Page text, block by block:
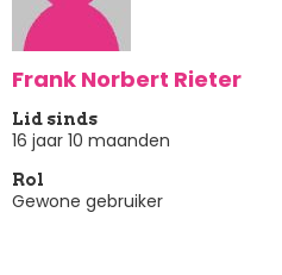
Frank Norbert Rieter
Lid sinds
16 jaar 10 maanden
Rol
Gewone gebruiker